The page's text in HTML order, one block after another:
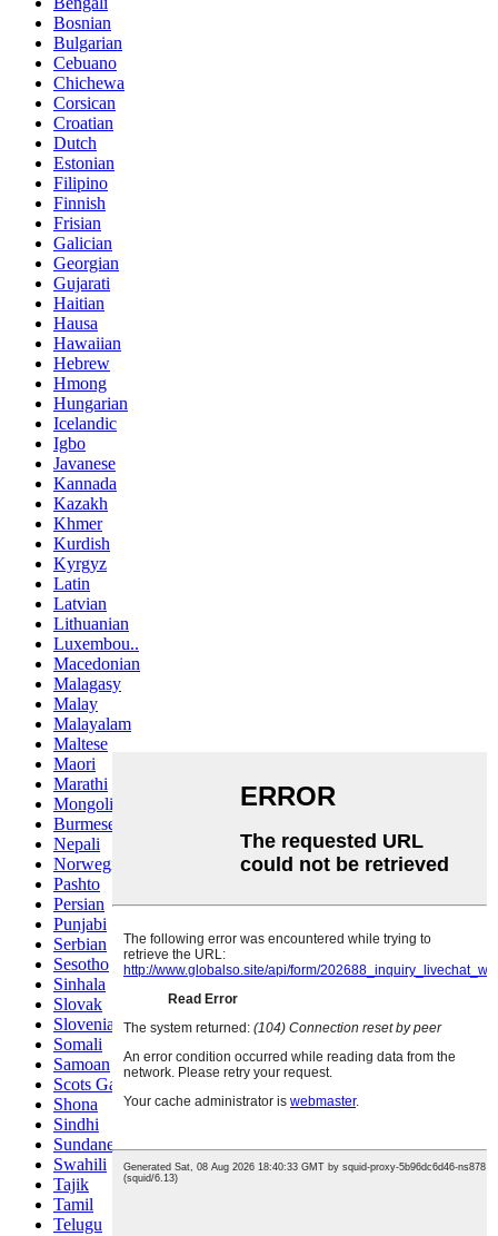
Bosnian
Bulgarian
Cebuano
Chichewa
Corsican
Croatian
Dutch
Estonian
Filipino
Finnish
Frisian
Galician
Georgian
Gujarati
Haitian
Hausa
Hawaiian
Hebrew
Hmong
Hungarian
Icelandic
Igbo
Javanese
Kannada
Kazakh
Khmer
Kurdish
Kyrgyz
Latin
Latvian
Lithuanian
Luxembou..
Macedonian
Malagasy
Malay
Malayalam
Maltese
Maori
Marathi
Mongolian
Burmese
Nepali
Norwegian
Pashto
Persian
Punjabi
Serbian
Sesotho
Sinhala
Slovak
Slovenian
Somali
Samoan
Scots Gaelic
Shona
Sindhi
Sundanese
Swahili
Tajik
Tamil
Telugu